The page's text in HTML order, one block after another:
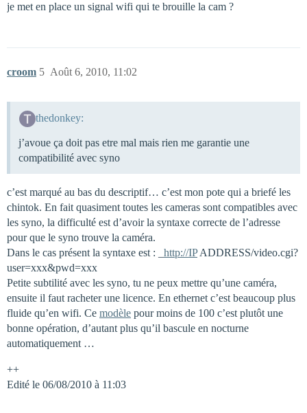
je met en place un signal wifi qui te brouille la cam ?
croom Août 6, 2010, 11:02
5
thedonkey:
j’avoue ça doit pas etre mal mais rien me garantie une
compatibilité avec syno
c’est marqué au bas du descriptif… c’est mon pote qui a briefé les
chintok. En fait quasiment toutes les cameras sont compatibles avec
les syno, la difficulté est d’avoir la syntaxe correcte de l’adresse
pour que le syno trouve la caméra.
Dans le cas présent la syntaxe est : _ http://IPADDRESS/video.cgi?
user=xxx&pwd=xxx
Petite subtilité avec les syno, tu ne peux mettre qu’une caméra,
ensuite il faut racheter une licence. En ethernet c’est beaucoup plus
fluide qu’en wifi. Ce modèle pour moins de 100 c’est plutôt une
bonne opération, d’autant plus qu’il bascule en nocturne
automatiquement …
++
Edité le 06/08/2010 à 11:03